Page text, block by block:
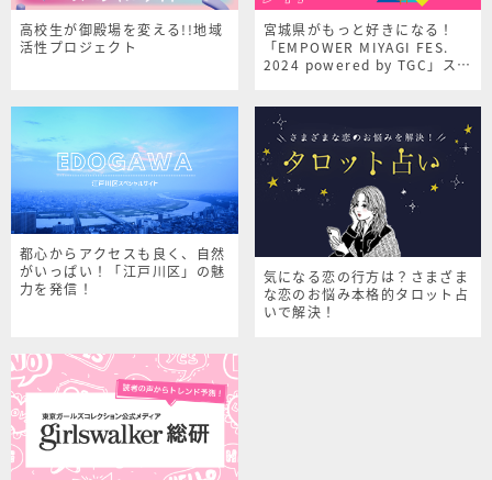
高校生が御殿場を変える!!地域
活性プロジェクト
宮城県がもっと好きになる！
「EMPOWER MIYAGI FES.
2024 powered by TGC」スペ
都心からアクセスも良く、自然
がいっぱい！「江戸川区」の魅
力を発信！
気になる恋の行方は？さまざま
な恋のお悩み本格的タロット占
いで解決！